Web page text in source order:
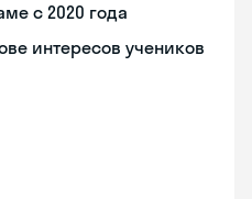
с 2020 года
интересов учеников